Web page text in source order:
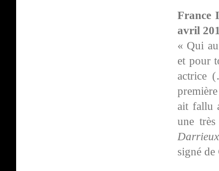
France
avril
« Qui
et pour
actrice
ait fallu
une
signé